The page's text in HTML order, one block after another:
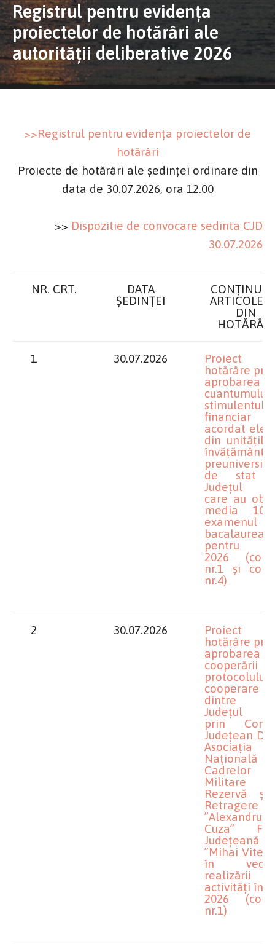
Registrul pentru evidența
proiectelor de hotărâri ale
autorității deliberative 2026
>>Registrul pentru evidența proiectelor de
hotărâri
Proiecte de hotărâri ale ședinței ordinare din
data de 30.07.2026, ora 12.00
>> Dispozitie de convocare sedinta CJD
30.07.2026
NR. CRT.
DATA
ȘEDINȚEI
DIN
1 30.07.2026
Proiect
hotărâre
aprobarea
cuantumului
stimulentului
financiar
acordat
din unitățile
învățământ
de stat
Județul
care au
media
examenul
bacalaureat
pentru
2026
nr.1 și
nr.4)
2 30.07.2026
Proiect
hotărâre
aprobarea
cooperării
protocolului
cooperare
dintre
Județul
prin
Județean
Asociația
Cadrelor
Militare
Rezervă
Retragere
”Alexandru
Cuza”
Județeană
”Mihai
în
realizării
activități în
2026
nr.1)